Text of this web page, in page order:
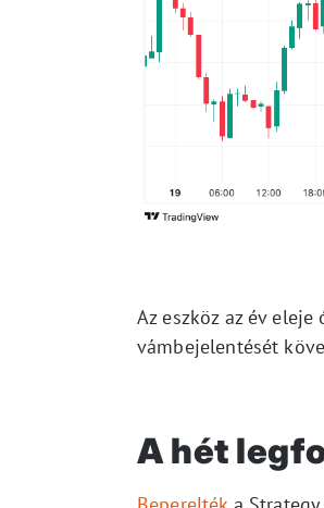
Az eszköz az év
vámbejelentését
A hét